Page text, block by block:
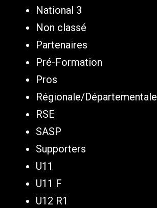
National 3
Non classé
Partenaires
Pré-Formation
Pros
Régionale/Départementale
RSE
SASP
Supporters
U11
U11 F
U12 R1